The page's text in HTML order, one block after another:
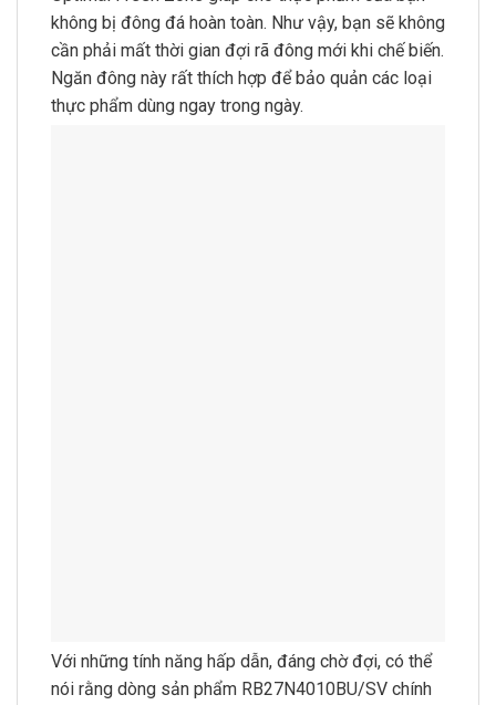
không bị đông đá hoàn toàn. Như vậy, bạn sẽ không
cần phải mất thời gian đợi rã đông mới khi chế biến.
Ngăn đông này rất thích hợp để bảo quản các loại
thực phẩm dùng ngay trong ngày.
Với những tính năng hấp dẫn, đáng chờ đợi, có thể
nói rằng dòng sản phẩm RB27N4010BU/SV chính